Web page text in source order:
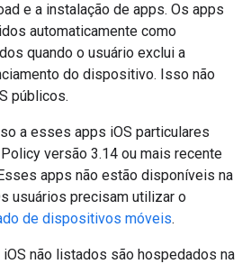
e a instalação de apps. Os apps
automaticamente como
quando o usuário exclui a
do dispositivo. Isso não
públicos.
a esses apps iOS particulares
versão 3.14 ou mais recente
apps não estão disponíveis na
usuários precisam utilizar o
de dispositivos móveis.
não listados são hospedados na